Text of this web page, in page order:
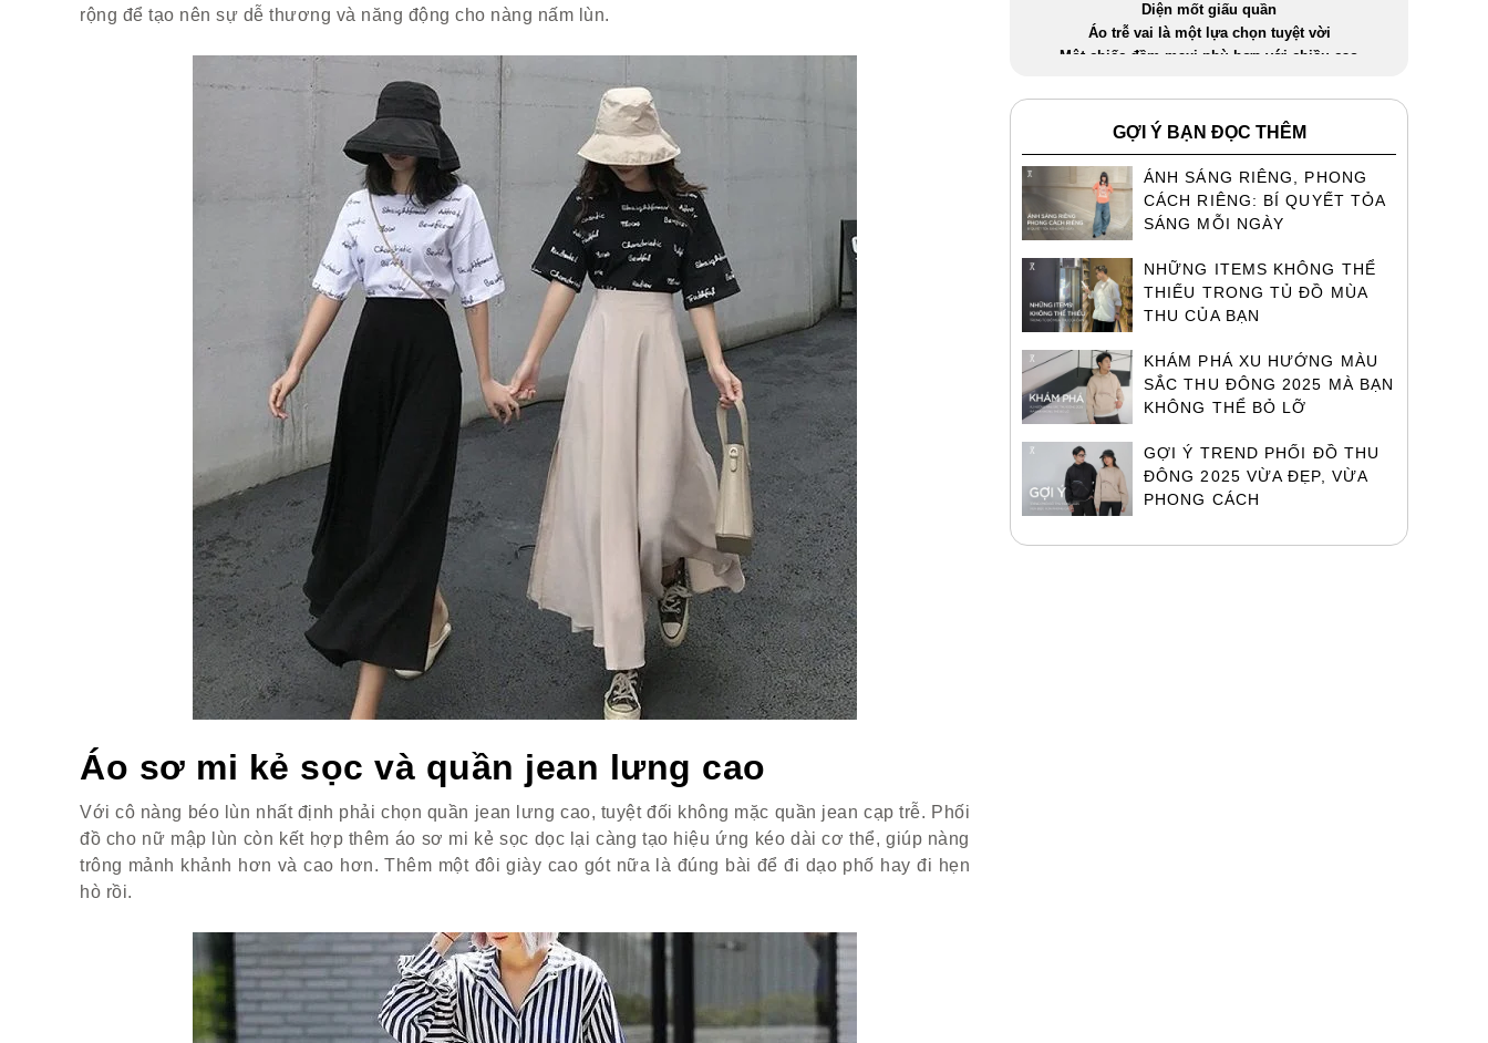
rộng để tạo nên sự dễ thương và năng động cho nàng nấm lùn.
Áo sơ mi kẻ sọc và quần jean lưng cao
Với cô nàng béo lùn nhất định phải chọn quần jean lưng cao, tuyệt đối không mặc quần jean cạp trễ. Phối
đồ cho nữ mập lùn còn kết hợp thêm áo sơ mi kẻ sọc dọc lại càng tạo hiệu ứng kéo dài cơ thể, giúp nàng
trông mảnh khảnh hơn và cao hơn. Thêm một đôi giày cao gót nữa là đúng bài để đi dạo phố hay đi hẹn
hò rồi.
Diện mốt giấu quần
Áo trễ vai là một lựa chọn tuyệt vời
Một chiếc đầm maxi phù hợp với chiều cao
GỢI Ý BẠN ĐỌC THÊM
ÁNH SÁNG RIÊNG, PHONG
CÁCH RIÊNG: BÍ QUYẾT TỎA
SÁNG MỖI NGÀY
NHỮNG ITEMS KHÔNG THỂ
THIẾU TRONG TỦ ĐỒ MÙA
THU CỦA BẠN
KHÁM PHÁ XU HƯỚNG MÀU
SẮC THU ĐÔNG 2025 MÀ BẠN
KHÔNG THỂ BỎ LỠ
GỢI Ý TREND PHỐI ĐỒ THU
ĐÔNG 2025 VỪA ĐẸP, VỪA
PHONG CÁCH